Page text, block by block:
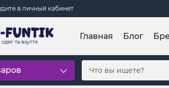
в личный кабинет
Главная Блог